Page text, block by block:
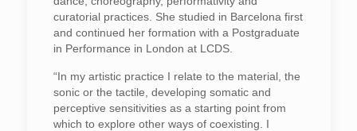
curatorial practices. She studied in Barcelona first
and continued her formation with a Postgraduate
in Performance in London at LCDS.
“In my artistic practice I relate to the material, the
sonic or the tactile, developing somatic and
perceptive sensitivities as a starting point from
which to explore other ways of coexisting. I